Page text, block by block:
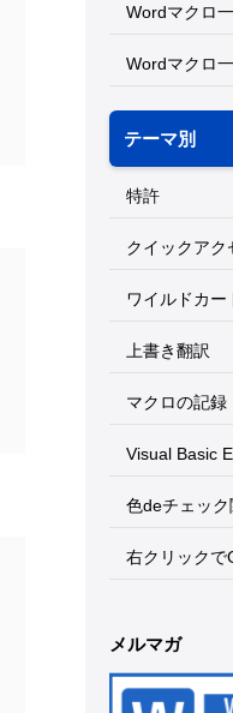
Wordマクロ
Wordマクロ
テーマ別
特許
クイックアク
ワイルドカー
上書き翻訳
マクロの記録
Visual Basic
色deチェッ
右クリックで
メルマガ